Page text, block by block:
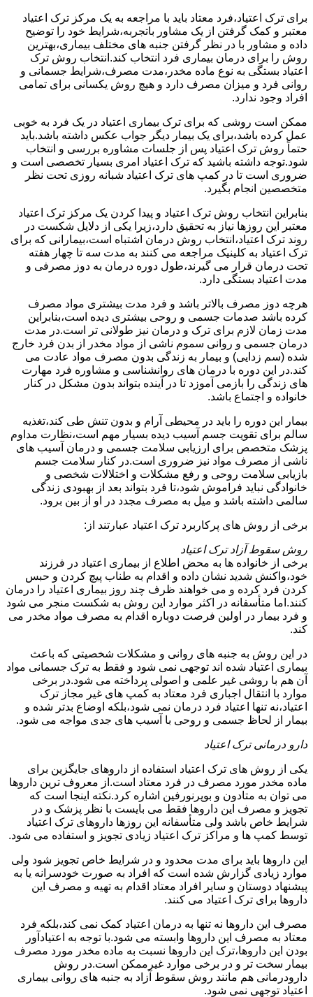
برای ترک اعتیاد،فرد معتاد باید با مراجعه به یک مرکز ترک اعتیاد
معتبر و کمک گرفتن از یک مشاور باتجربه،شرایط خود را توضیح
داده و مشاور با در نظر گرفتن جنبه های مختلف بیماری،بهترین
روش را برای درمان بیماری فرد انتخاب کند.انتخاب روش ترک
اعتیاد بستگی به نوع ماده مخدر،مدت مصرف،شرایط جسمانی و
روانی فرد و میزان مصرف دارد و هیچ روش یکسانی برای تمامی
افراد وجود ندارد.
ممکن است روشی که برای ترک بیماری اعتیاد در یک فرد به خوبی
عمل کرده باشد،برای یک بیمار دیگر جواب عکس داشته باشد.باید
حتماً روش ترک اعتیاد پس از جلسات مشاوره بررسی و انتخاب
شود.توجه داشته باشید که ترک اعتیاد امری بسیار تخصصی است و
ضروری است تا در کمپ های ترک اعتیاد شبانه روزی تحت نظر
متخصصین انجام بگیرد.
بنابراین انتخاب روش ترک اعتیاد و پیدا کردن یک مرکز ترک اعتیاد
معتبر این روزها نیاز به تحقیق دارد،زیرا یکی از دلایل شکست در
روند ترک اعتیاد،انتخاب روش درمان اشتباه است،بیمارانی که برای
ترک اعتیاد به کلینیک مراجعه می کنند به مدت سه تا چهار هفته
تحت درمان قرار می گیرند،طول دوره درمان به دوز مصرفی و
مدت اعتیاد بستگی دارد.
هرچه دوز مصرف بالاتر باشد و فرد مدت بیشتری مواد مصرف
کرده باشد صدمات جسمی و روحی بیشتری دیده است،بنابراین
مدت زمان لازم برای ترک و درمان نیز طولانی تر است.در مدت
درمان جسمی و روانی سموم ناشی از مواد مخدر از بدن فرد خارج
شده (سم زدایی) و بیمار به زندگی بدون مصرف مواد عادت می
کند.در این دوره با درمان های روانشناسی و مشاوره فرد مهارت
های زندگی را بازمی آموزد تا در آینده بتواند بدون مشکل در کنار
خانواده و اجتماع باشد.
بیمار این دوره را باید در محیطی آرام و بدون تنش طی کند،تغذیه
سالم برای تقویت جسم آسیب دیده بسیار مهم است،نظارت مداوم
پزشک متخصص برای ارزیابی سلامت جسمی و درمان آسیب های
ناشی از مصرف مواد نیز ضروری است.در کنار سلامت جسم
بازیابی سلامت روحی و رفع مشکلات و اختلالات شخصی و
خانوادگی نباید فراموش شود،تا فرد بتواند بعد از بهبودی زندگی
سالمی داشته باشد و میل به مصرف مجدد در او از بین برود.
برخی از روش های پرکاربرد ترک اعتیاد عبارتند از:
روش سقوط آزاد ترک اعتیاد
برخی از خانواده ها به محض اطلاع از بیماری اعتیاد در فرزند
خود،واکنش شدید نشان داده و اقدام به طناب پیچ کردن و حبس
کردن فرد کرده و می خواهند ظرف چند روز بیماری اعتیاد را درمان
کنند.اما متأسفانه در اکثر موارد این روش به شکست منجر می شود
و فرد بیمار در اولین فرصت دوباره اقدام به مصرف مواد مخدر می
کند.
در این روش به جنبه های روانی و مشکلات شخصیتی که باعث
بیماری اعتیاد شده اند توجهی نمی شود و فقط به ترک جسمانی مواد
آن هم با روشی غیر علمی و اصولی پرداخته می شود.در برخی
موارد با انتقال اجباری فرد معتاد به کمپ های غیر مجاز ترک
اعتیاد،نه تنها اعتیاد فرد درمان نمی شود،بلکه اوضاع بدتر شده و
بیمار از لحاظ جسمی و روحی با آسیب های جدی مواجه می شود.
دارو درمانی ترک اعتیاد
یکی از روش های ترک اعتیاد استفاده از داروهای جایگزین برای
ماده مخدر مورد مصرف در فرد معتاد است.از معروف ترین داروها
می توان به متادون و بوپرنورفین اشاره کرد.نکته اینجا است که
تجویز و مصرف این داروها فقط می بایست با نظر پزشک و در
شرایط خاص باشد ولی متأسفانه این روزها داروهای ترک اعتیاد
توسط کمپ ها و مراکز ترک اعتیاد زیادی تجویز و استفاده می شود.
این داروها باید برای مدت محدود و در شرایط خاص تجویز شود ولی
موارد زیادی گزارش شده است که افراد به صورت خودسرانه یا به
پیشنهاد دوستان و سایر افراد معتاد اقدام به تهیه و مصرف این
داروها برای ترک اعتیاد می کنند.
مصرف این داروها نه تنها به درمان اعتیاد کمک نمی کند،بلکه فرد
معتاد به مصرف این داروها وابسته می شود.با توجه به اعتیادآور
بودن این داروها،ترک این داروها نسبت به ماده مخدر مورد مصرف
بیمار سخت تر و در برخی موارد غیرممکن است.در روش
دارودرمانی هم مانند روش سقوط آزاد به جنبه های روانی بیماری
اعتیاد توجهی نمی شود.